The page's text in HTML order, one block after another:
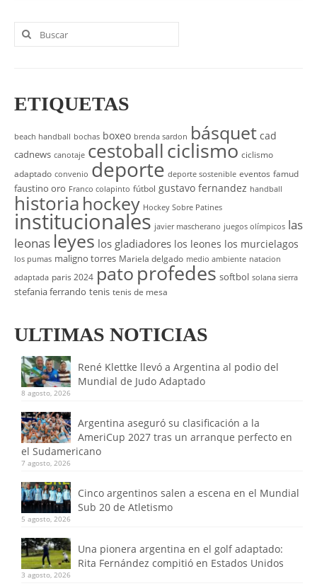
NOTICIAS
CAD FEDERAL
Buscar
por:
ETIQUETAS
beach handball bochas boxeo brenda sardon básquet cad
cadnews canotaje cestoballciclismo ciclismo
adaptado convenio deporte deporte sostenible eventos famud
faustino oro Franco colapinto fútbol gustavo fernandez handball
historia hockey Hockey Sobre Patines
institucionales javier mascherano juegos olímpicos las
leonas leyes los gladiadores los leones los murcielagos
los pumas maligno torres Mariela delgado medio ambiente natacion
adaptada paris 2024 pato profedes softbol solana sierra
stefania ferrando tenis tenis de mesa
ULTIMAS NOTICIAS
René Klettke llevó a Argentina al podio del
Mundial de Judo Adaptado
8 agosto, 2026
Argentina aseguró su clasificación a la
AmeriCup 2027 tras un arranque perfecto en
el Sudamericano
7 agosto, 2026
Cinco argentinos salen a escena en el Mundial
Sub 20 de Atletismo
5 agosto, 2026
Una pionera argentina en el golf adaptado:
Rita Fernández compitió en Estados Unidos
3 agosto, 2026